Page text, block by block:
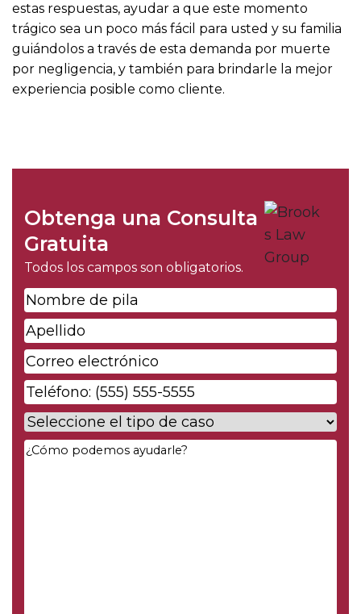
estas respuestas, ayudar a que este momento
trágico sea un poco más fácil para usted y su familia
guiándolos a través de esta demanda por muerte
por negligencia, y también para brindarle la mejor
experiencia posible como cliente.
Obtenga una Consulta
Gratuita
Todos los campos son obligatorios.
Nombre
de
pila*
Apellido*
Correo
electrónico*
Phone*
Case
Type*
Your